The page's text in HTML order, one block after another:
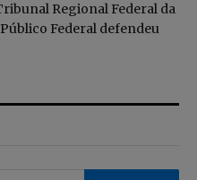
Regional Federal da
Federal defendeu